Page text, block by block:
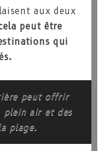
aux deux
peut être
qui
peut offrir
plein air et des
plage.